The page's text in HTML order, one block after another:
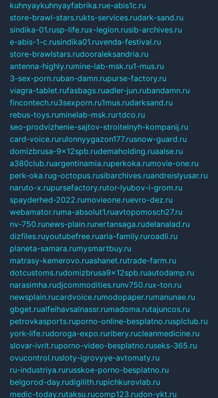
kuhnyaykuhnyayfabrika.rue-abis1c.ru
store-brawl-stars.rukts-services.rudark-sand.ru
sindika-01.rusp-life.rux-legion.rusib-archives.ru
e-abis-1-c.rusindika01.ruvenda-festival.ru
store-brawlstars.rudooraleksandria.ru
antenna-highly.rumine-lab-msk.ru1-mus.ru
3-sex-porn.ruban-damn.rupurse-factory.ru
viagra-tablet.rufasbags.ruadler-jun.rubandamn.ru
fincontech.ru3sexporn.ru1mus.rudarksand.ru
rebus-toys.ruminelab-msk.rurtdco.ru
seo-prodvizhenie-sajtov-stroitelnyh-kompanij.ru
card-voice.rurulonnyygazon177.rusnow-guard.ru
domizbrusa-9x12spb.rudemaholding.ruaalse.ru
a380club.ruargentinamia.ruperkoka.rumovie-one.ru
perk-oka.rug-octopus.rusibarchives.ruandreislyusar.ru
naruto-x.rupursefactory.rutor-lyubov-i-grom.ru
spayderhed-2022.rumovieone.ruevro-dez.ru
webamator.ruma-absolut1.ruavtopomosch27.ru
nv-750.runews-plain.runertansaga.rudelanalad.ru
dizfiles.ruyoutubefree.ruaria-family.ruroadli.ru
planeta-samara.rumysmartbuy.ru
matrasy-kemerovo.ruashanet.rutrade-farm.ru
dotcustoms.rudomizbrusa9x12spb.ruautodamp.ru
narasimha.rudjcommodities.runv750.rux-ton.ru
newsplain.rucardvoice.rumodopaper.rumanunae.ru
gbget.rualfeihavsalnassr.rumadoma.rutajuncos.ru
petrovkasports.ruporno-online-besplatno.rusplclub.ru
york-life.rudoroga-expo.ruribery.rucleanmedicine.ru
slovar-ivrit.ruporno-video-besplatno.ruseks-365.ru
ovucontrol.rusloty-igrovyye-avtomaty.ru
ru-industriya.rurusskoe-porno-besplatno.ru
belgorod-day.rudigilith.rupichkurovlab.ru
medic-today.rutaksu.rucomp123.rudon-ykt.ru